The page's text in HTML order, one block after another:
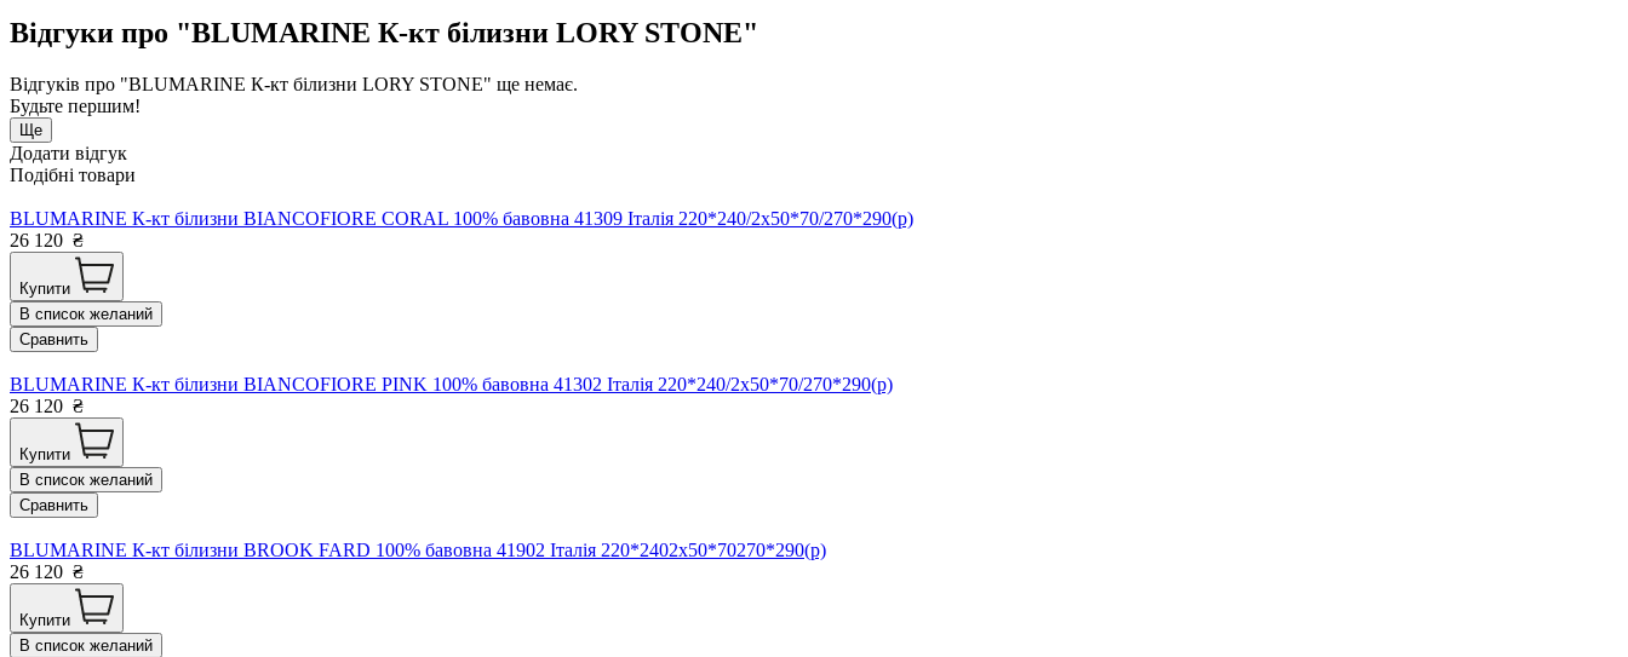
Відгуки про "BLUMARINE К-кт білизни LORY STONE"
Відгуків про "BLUMARINE К-кт білизни LORY STONE" ще немає.
Будьте першим!
Ще
Додати відгук
Подібні товари
BLUMARINE К-кт білизни BIANCOFIORE CORAL 100% бавовна 41309 Італія 220*240/2х50*70/270*290(р)
26 120 ₴
Купити
В список желаний
Сравнить
BLUMARINE К-кт білизни BIANCOFIORE PINK 100% бавовна 41302 Італія 220*240/2х50*70/270*290(р)
26 120 ₴
Купити
В список желаний
Сравнить
BLUMARINE К-кт білизни BROOK FARD 100% бавовна 41902 Італія 220*2402x50*70270*290(р)
26 120 ₴
Купити
В список желаний